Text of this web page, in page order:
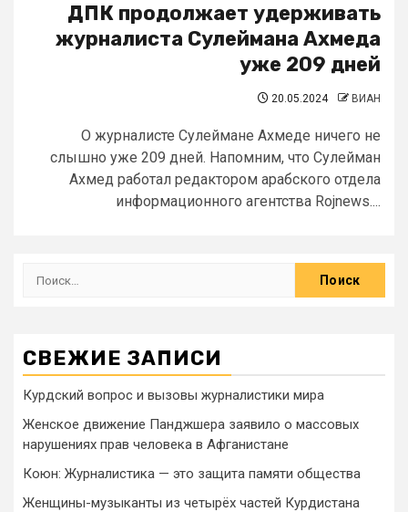
ДПК продолжает удерживать
журналиста Сулеймана Ахмеда
уже 209 дней
20.05.2024 ВИАН
О журналисте Сулеймане Ахмеде ничего не
слышно уже 209 дней. Напомним, что Сулейман
Ахмед работал редактором арабского отдела
информационного агентства Rojnews....
СВЕЖИЕ ЗАПИСИ
Курдский вопрос и вызовы журналистики мира
Женское движение Панджшера заявило о массовых
нарушениях прав человека в Афганистане
Коюн: Журналистика — это защита памяти общества
Женщины-музыканты из четырёх частей Курдистана